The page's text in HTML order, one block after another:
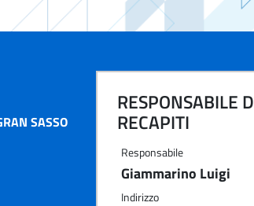
SASSO
RESPONSABILE
RECAPITI
Responsabile
Giammarino Luigi
Indirizzo